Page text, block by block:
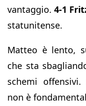
vantaggio. 4-1
statunitense.
Matteo è lento,
che sta
schemi offensivi.
non è